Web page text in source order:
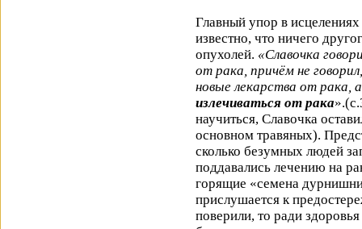
Главный упор в
известно, что ничего
опухолей. «Славочка
от рака, причём не
новые лекарства от рака,
излечиваться от рака
научиться, Славочка
основном травяных).
сколько безумных людей
поддавались лечению на
горящие «семена
прислушается к
поверили, то ради